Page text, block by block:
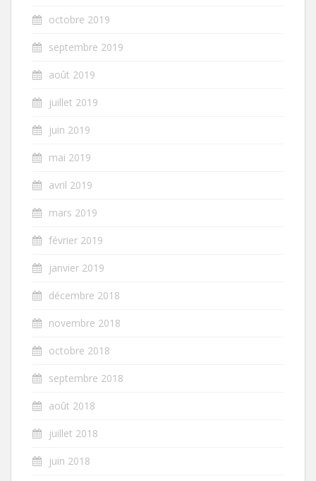
octobre 2019
septembre 2019
août 2019
juillet 2019
juin 2019
mai 2019
avril 2019
mars 2019
février 2019
janvier 2019
décembre 2018
novembre 2018
octobre 2018
septembre 2018
août 2018
juillet 2018
juin 2018